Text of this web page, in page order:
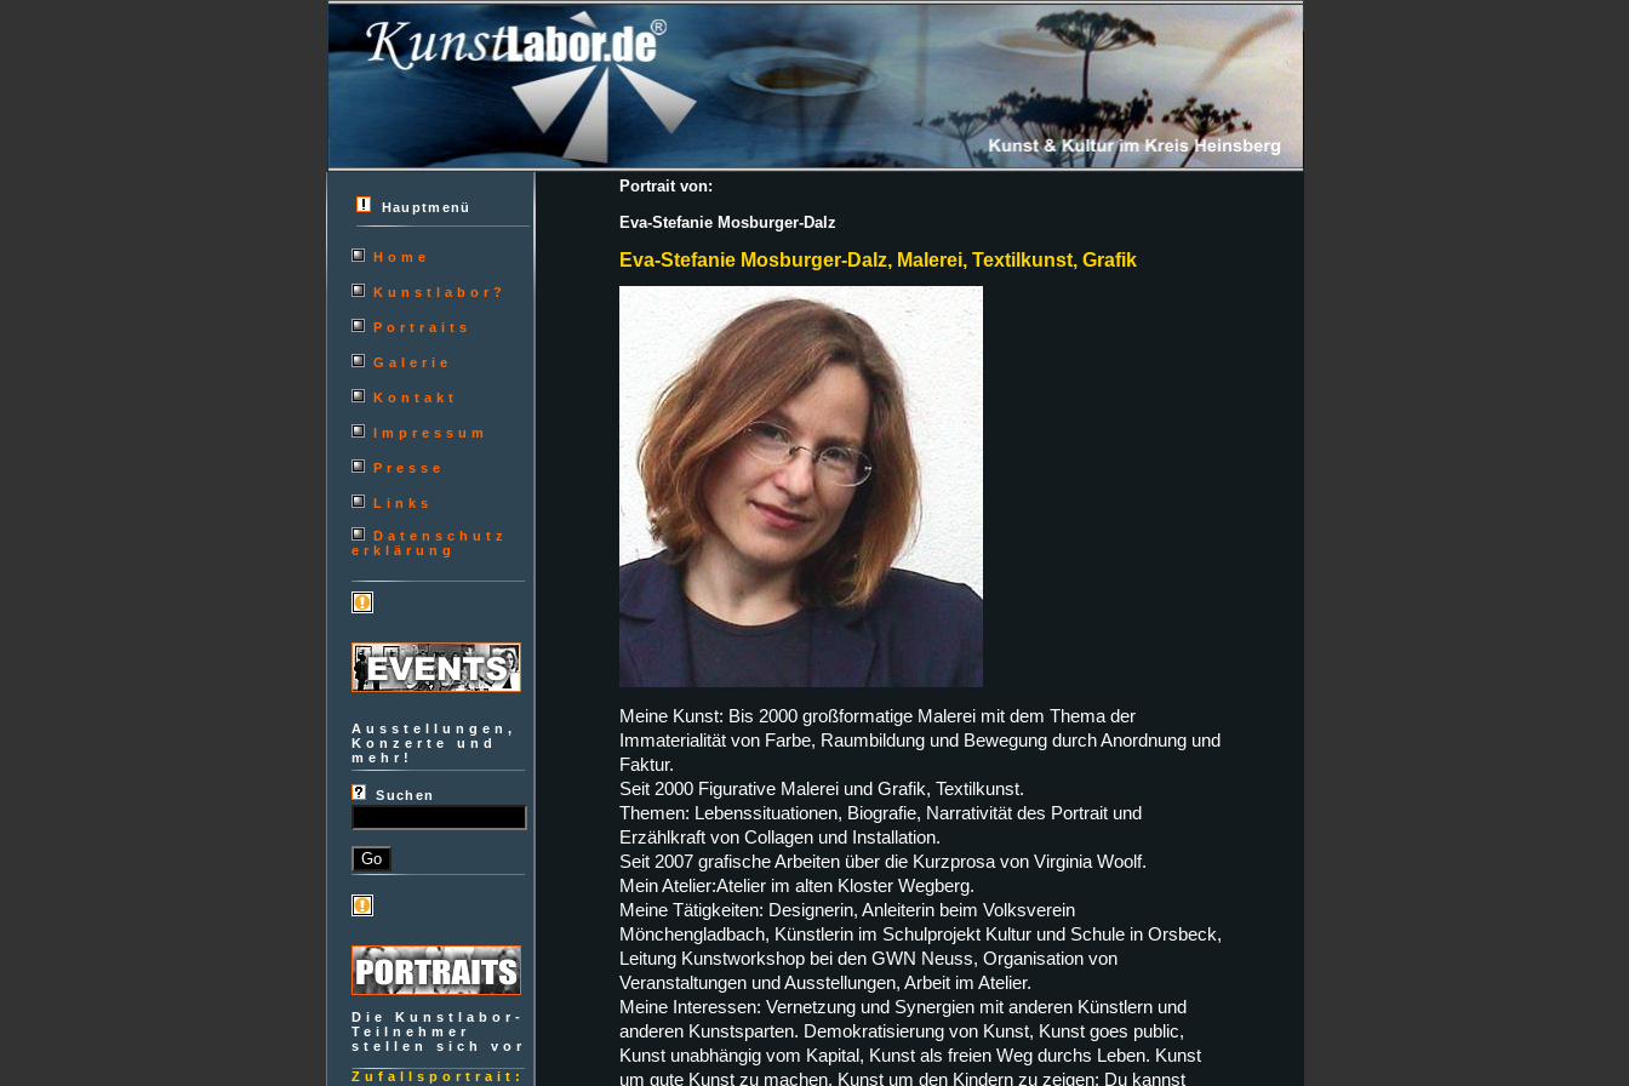
Hauptmenü
Home
Kunstlabor?
Portraits
Galerie
Kontakt
Impressum
Presse
Links
Datenschutz
erklärung
Ausstellungen,
Konzerte und
mehr!
Suchen
Die Kunstlabor-
Teilnehmer
stellen sich vor
Zufallsportrait:
Portrait von:
Eva-Stefanie Mosburger-Dalz
Eva-Stefanie Mosburger-Dalz, Malerei, Textilkunst, Grafik
Meine Kunst: Bis 2000 großformatige Malerei mit dem Thema der
Immaterialität von Farbe, Raumbildung und Bewegung durch Anordnung und
Faktur.
Seit 2000 Figurative Malerei und Grafik, Textilkunst.
Themen: Lebenssituationen, Biografie, Narrativität des Portrait und
Erzählkraft von Collagen und Installation.
Seit 2007 grafische Arbeiten über die Kurzprosa von Virginia Woolf.
Mein Atelier:Atelier im alten Kloster Wegberg.
Meine Tätigkeiten: Designerin, Anleiterin beim Volksverein
Mönchengladbach, Künstlerin im Schulprojekt Kultur und Schule in Orsbeck,
Leitung Kunstworkshop bei den GWN Neuss, Organisation von
Veranstaltungen und Ausstellungen, Arbeit im Atelier.
Meine Interessen: Vernetzung und Synergien mit anderen Künstlern und
anderen Kunstsparten. Demokratisierung von Kunst, Kunst goes public,
Kunst unabhängig vom Kapital, Kunst als freien Weg durchs Leben. Kunst
um gute Kunst zu machen. Kunst um den Kindern zu zeigen: Du kannst